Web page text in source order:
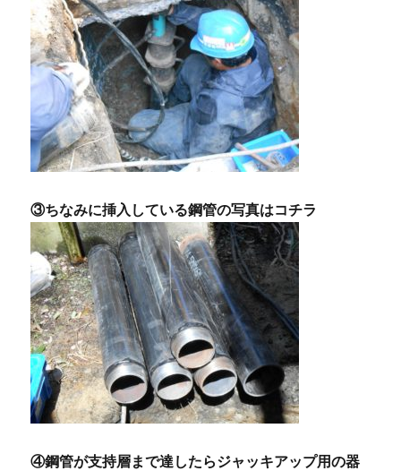
③ちなみに挿入している鋼管の写真はコチラ
④鋼管が支持層まで達したらジャッキアップ用の器